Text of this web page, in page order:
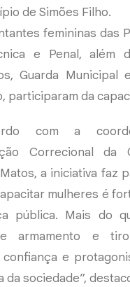
de Simões Filho.
femininas das
e Penal, além
Guarda Municipal
participaram da
com a
Correcional da
a iniciativa faz
mulheres é
pública. Mais do
armamento e
e
da sociedade”,